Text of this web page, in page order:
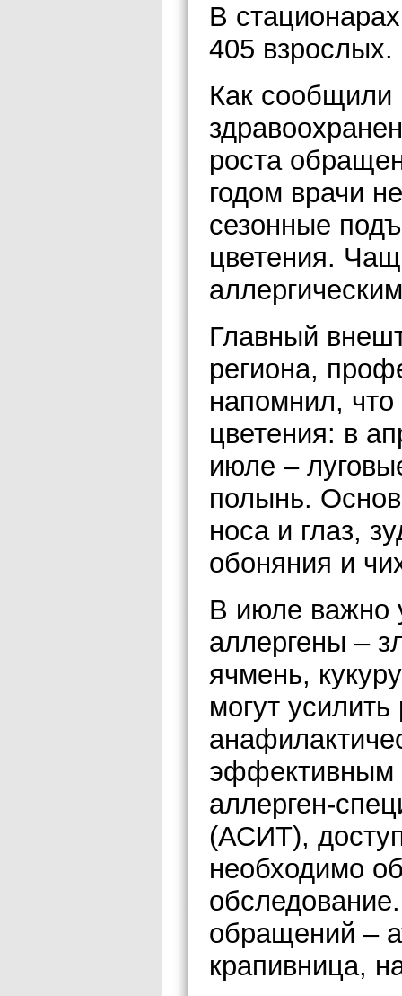
В
405 взрослых.
Как
роста
годом врачи
сезонные
цветения.
Главный
региона,
напомнил,
цветения: в
июле –
полынь.
носа и глаз,
обоняния и
В июле важно
аллергены –
ячмень,
могут
эффективным
аллерген-
(АСИТ),
необходимо
обращений –
крапивница,